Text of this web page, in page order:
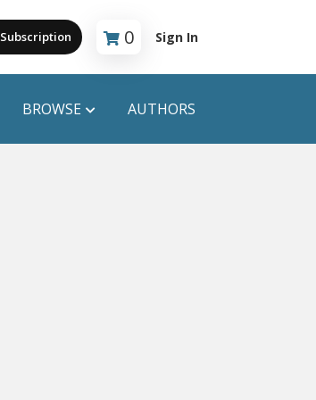
Subscription 0
Cart is empty
Sign In
BROWSE AUTHORS